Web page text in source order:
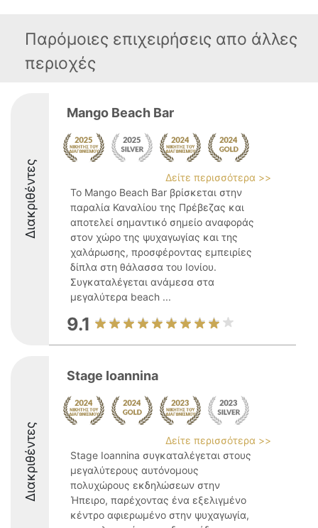
Παρόμοιες επιχειρήσεις απο άλλες
περιοχές
Διακριθέντες
Mango Beach Bar
Δείτε περισσότερα >>
Το Mango Beach Bar βρίσκεται στην
παραλία Καναλίου της Πρέβεζας και
αποτελεί σημαντικό σημείο αναφοράς
στον χώρο της ψυχαγωγίας και της
χαλάρωσης, προσφέροντας εμπειρίες
δίπλα στη θάλασσα του Ιονίου.
Συγκαταλέγεται ανάμεσα στα
μεγαλύτερα beach ...
9.1
Διακριθέντες
Stage Ioannina
Δείτε περισσότερα >>
Stage Ioannina συγκαταλέγεται στους
μεγαλύτερους αυτόνομους
πολυχώρους εκδηλώσεων στην
Ήπειρο, παρέχοντας ένα εξελιγμένο
κέντρο αφιερωμένο στην ψυχαγωγία,